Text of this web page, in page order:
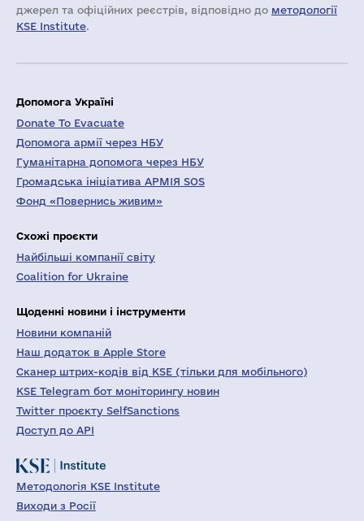
джерел та офіційних реєстрів, відповідно до методології
KSE Institute.
Допомога Україні
Donate To Evacuate
Допомога армії через НБУ
Гуманітарна допомога через НБУ
Громадська ініціатива АРМІЯ SOS
Фонд «Повернись живим»
Схожі проєкти
Найбільші компанії світу
Coalition for Ukraine
Щоденні новини і інструменти
Новини компаній
Наш додаток в Apple Store
Сканер штрих-кодів від KSE (тільки для мобільного)
KSE Telegram бот моніторингу новин
Twitter проєкту SelfSanctions
Доступ до API
Методологія KSE Institute
Виходи з Росії